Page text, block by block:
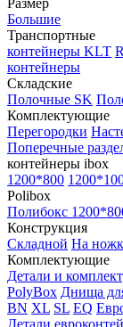
Размер
Большие
Транспортные
контейнеры KLT
контейнеры
Складские
Полочные SK
Комплектующие
Перегородки
Поперечные
контейнеры ibox
1200*800
Polibox
Полибокс
Конструкция
Складной На
Комплектующие
Детали и
PolyBox Днища
BN XL SL EQ
Детали